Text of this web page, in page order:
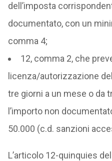
dell’imposta
documentato, con un
comma 4;
12, comma 2, che
licenza/autorizzazione
tre giorni a un mese o da
l’importo non
50.000 (c.d. sanzioni
L’articolo 12-quinquies